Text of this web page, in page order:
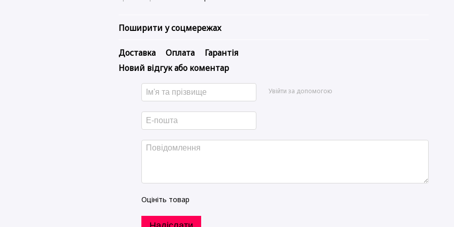
Поширити у соцмережах
Доставка Оплата
Гарантія
Новий відгук або коментар
Увійти за допомогою
Оцініть товар